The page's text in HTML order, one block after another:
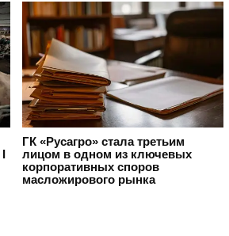
ГК «Русагро» стала третьим
лицом в одном из ключевых
корпоративных споров
масложирового рынка